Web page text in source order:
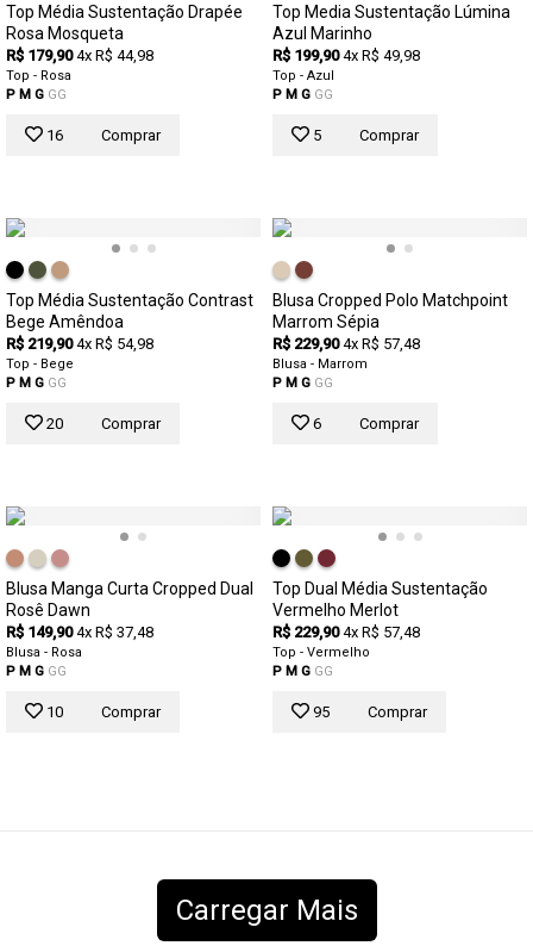
Top Média Sustentação Drapée
Rosa Mosqueta
R$ 179,90 4x R$ 44,98
Top - Rosa
P M G GG
16 Comprar
Top Media Sustentação Lúmina
Azul Marinho
R$ 199,90 4x R$ 49,98
Top - Azul
P M G GG
5 Comprar
Top Média Sustentação Contrast
Bege Amêndoa
R$ 219,90 4x R$ 54,98
Top - Bege
P M G GG
20 Comprar
Blusa Cropped Polo Matchpoint
Marrom Sépia
R$ 229,90 4x R$ 57,48
Blusa - Marrom
P M G GG
6 Comprar
Blusa Manga Curta Cropped Dual
Rosê Dawn
R$ 149,90 4x R$ 37,48
Blusa - Rosa
P M G GG
10 Comprar
Top Dual Média Sustentação
Vermelho Merlot
R$ 229,90 4x R$ 57,48
Top - Vermelho
P M G GG
95 Comprar
Carregar Mais